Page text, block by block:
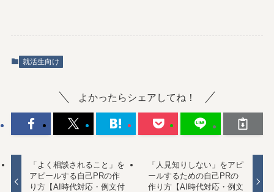
就活生向け
よかったらシェアしてね！
「よく相談されること」を
アピールする自己PRの作
り方【AI時代対応・例文付
「人見知りしない」をアピ
ールするための自己PRの
作り方【AI時代対応・例文